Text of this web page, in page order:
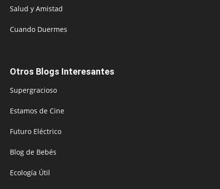
Salud y Amistad
Cuando Duermes
Otros Blogs Interesantes
Supergracioso
Estamos de Cine
Futuro Eléctrico
Blog de Bebés
Ecología Útil